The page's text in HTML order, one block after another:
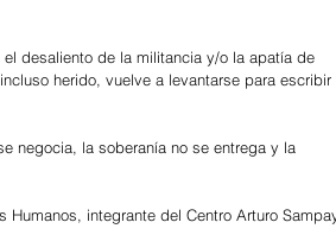
desaliento de la militancia y/o la apatía de
herido, vuelve a levantarse para escribir
negocia, la soberanía no se entrega y la
Humanos, integrante del Centro Arturo